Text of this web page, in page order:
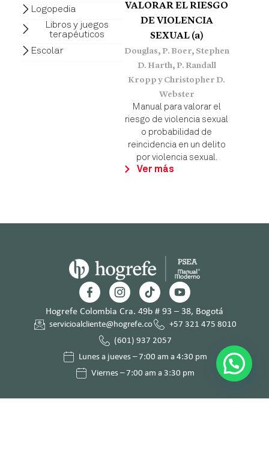
Logopedia
Libros y juegos
terapéuticos
Escolar
VALORAR EL RIESGO
DE VIOLENCIA
SEXUAL (a)
Douglas, P. Boer, Stephen
D. Harth, P. Randall
Kropp y Christopher D.
Webster
Manual para valorar el
riesgo de violencia sexual
o probabilidad de
reincidencia en un delito
por violencia sexual.
Ver más
Hogrefe Colombia Cra. 49b # 93 – 38, Bogotá
servicioalcliente@hogrefe.co
+57 321 475 8010
(601) 937 2057
Lunes a jueves – 7:00 am a 4:30 pm
Viernes – 7:00 am a 3:30 pm